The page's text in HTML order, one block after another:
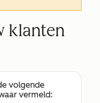
klanten
volgende
vermeld: